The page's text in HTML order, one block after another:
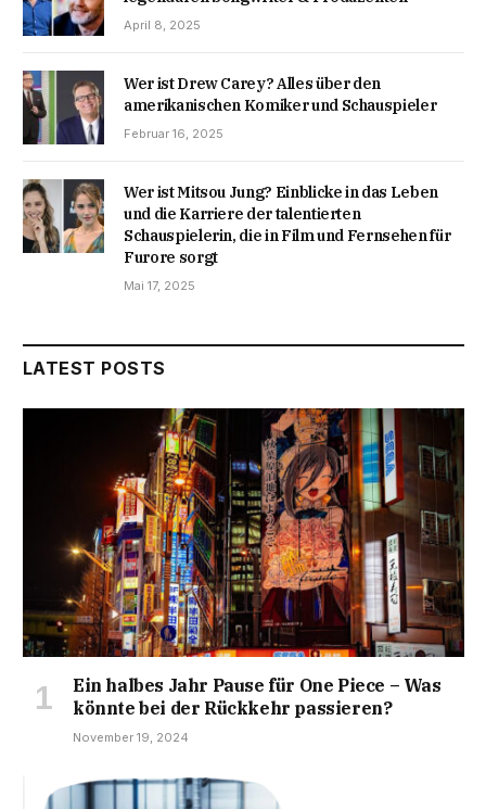
April 8, 2025
Wer ist Drew Carey? Alles über den
amerikanischen Komiker und Schauspieler
Februar 16, 2025
Wer ist Mitsou Jung? Einblicke in das Leben
und die Karriere der talentierten
Schauspielerin, die in Film und Fernsehen für
Furore sorgt
Mai 17, 2025
LATEST POSTS
Ein halbes Jahr Pause für One Piece – Was
könnte bei der Rückkehr passieren?
November 19, 2024